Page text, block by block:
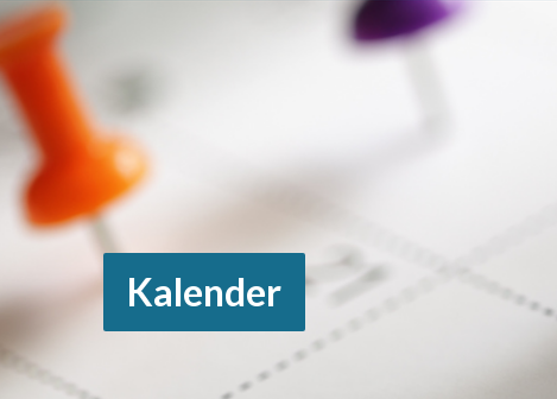
Kalender